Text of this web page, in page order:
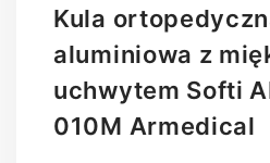
Kula
aluminiowa z
uchwytem Softi
010M Armedical